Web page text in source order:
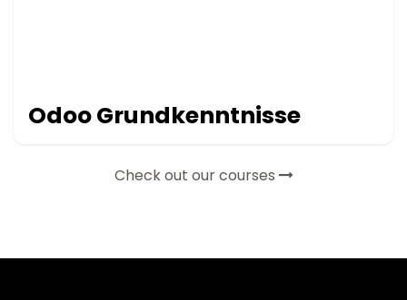
Odoo Grundkenntnisse
Check out our courses